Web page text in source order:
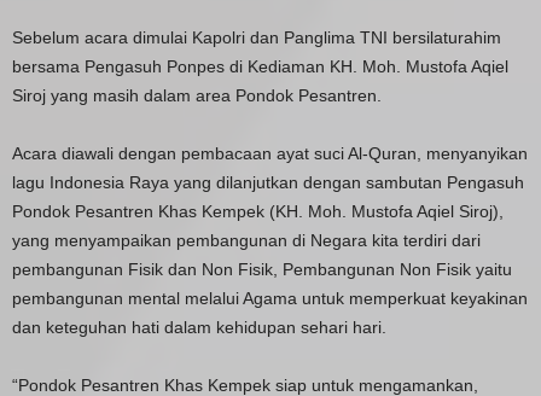
Sebelum acara dimulai Kapolri dan Panglima TNI bersilaturahim
bersama Pengasuh Ponpes di Kediaman KH. Moh. Mustofa Aqiel
Siroj yang masih dalam area Pondok Pesantren.
Acara diawali dengan pembacaan ayat suci Al-Quran, menyanyikan
lagu Indonesia Raya yang dilanjutkan dengan sambutan Pengasuh
Pondok Pesantren Khas Kempek (KH. Moh. Mustofa Aqiel Siroj),
yang menyampaikan pembangunan di Negara kita terdiri dari
pembangunan Fisik dan Non Fisik, Pembangunan Non Fisik yaitu
pembangunan mental melalui Agama untuk memperkuat keyakinan
dan keteguhan hati dalam kehidupan sehari hari.
“Pondok Pesantren Khas Kempek siap untuk mengamankan,